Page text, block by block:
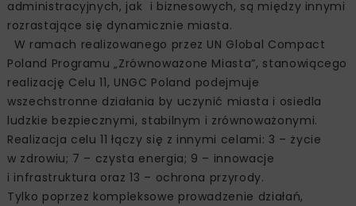
administracyjnych, jak i biznesowych, są między innymi
rozrastające się dynamicznie miasta.
W ramach realizowanego przez UN Global Compact
Poland Programu „Zrównoważone Miasta”, stanowiącego
realizację Celu 11, UNGC Poland podejmuje
wszechstronne działania by uczynić miasta i osiedla
ludzkie bezpiecznymi, stabilnym i zrównoważonymi.
Realizacja celu 11 łączy się z innymi celami: 3 – życie
w zdrowiu; 7 – czysta energia; 9 – innowacje
i infrastruktura oraz 13 – ochrona przyrody.
Tylko poprzez kompleksowe prowadzenie działań,